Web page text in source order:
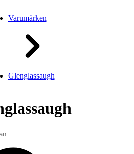
Varumärken
Glenglassaugh